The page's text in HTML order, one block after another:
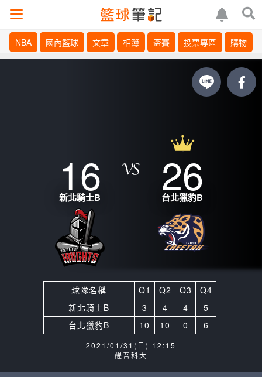
NBA 國內籃球 文章 相簿 盃賽 投票專區 購物
16
新北騎士B 26
台北獵豹B
球隊名稱 Q1 Q2 Q3
Q4
新北騎士B
3 4 4
5
台北獵豹B
10 10 0 6
2021/01/31(日) 12:15
醒吾科大